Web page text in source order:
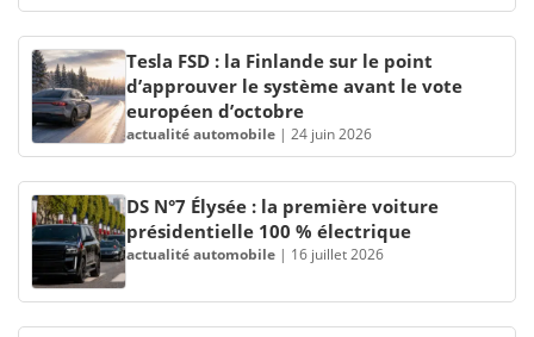
Tesla FSD : la Finlande sur le point
d’approuver le système avant le vote
européen d’octobre
actualité automobile | 24 juin 2026
DS N°7 Élysée : la première voiture
présidentielle 100 % électrique
actualité automobile | 16 juillet 2026